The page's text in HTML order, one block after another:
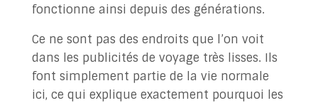
fonctionne ainsi depuis des générations.
Ce ne sont pas des endroits que l’on voit
dans les publicités de voyage très lisses. Ils
font simplement partie de la vie normale
ici, ce qui explique exactement pourquoi les